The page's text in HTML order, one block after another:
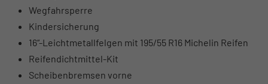
Wegfahrsperre
Kindersicherung
16“-Leichtmetallfelgen mit 195/55 R16 Michelin Reifen
Reifendichtmittel-Kit
Scheibenbremsen vorne